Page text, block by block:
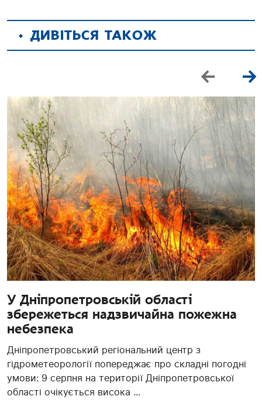
ДИВІТЬСЯ ТАКОЖ
У Дніпропетровській області
збережеться надзвичайна пожежна
небезпека
Дніпропетровський регіональний центр з
гідрометеорології попереджає про складні погодні
умови: 9 серпня на території Дніпропетровської
області очікується висока ...